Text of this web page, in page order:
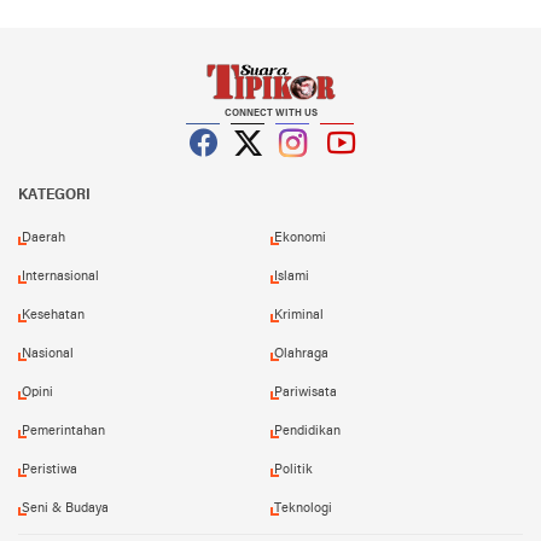
CONNECT WITH US
KATEGORI
Daerah Ekonomi
Internasional Islami
Kesehatan Kriminal
Nasional Olahraga
Opini Pariwisata
Pemerintahan Pendidikan
Peristiwa Politik
Seni & Budaya Teknologi